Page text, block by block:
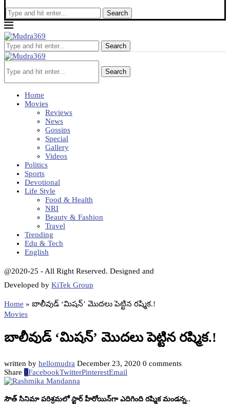
Search
Search
Search
Home
Movies
Reviews
News
Gossips
Special
Gallery
Videos
Politics
Sports
Devotional
Life Style
Food & Health
NRI
Beauty & Fashion
Travel
Trending
Edu & Tech
English
@2020-25 - All Right Reserved. Designed and
Developed by KiTek Group
Home » బాలీవుడ్‌ ‘మిషన్‌’ మొదలు పెట్టిన రష్మిక.!
Movies
బాలీవుడ్‌ ‘మిషన్‌’ మొదలు పెట్టిన రష్మిక.!
written by hellomudra December 23, 2020 0 comments
Share 0FacebookTwitterPinterestEmail
సౌత్‌ సినిమా పరిశ్రమలో స్టార్‌ హీరోయిన్‌గా ఎదిగింది రష్మిక మండన్న..